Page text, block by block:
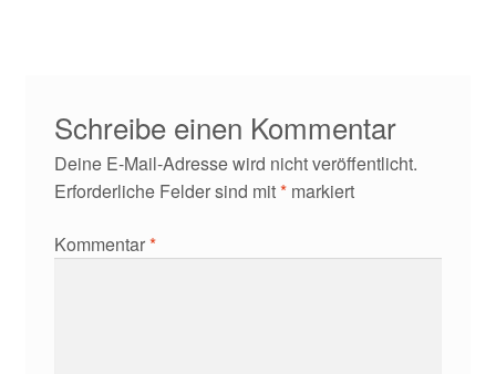
Schreibe einen Kommentar
Deine E-Mail-Adresse wird nicht veröffentlicht.
Erforderliche Felder sind mit*markiert
Kommentar*